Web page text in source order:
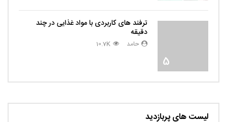
5
ترفند های کاربردی با مواد غذایی در چند
دقیقه
حامد 10.7K
لیست های پربازدید